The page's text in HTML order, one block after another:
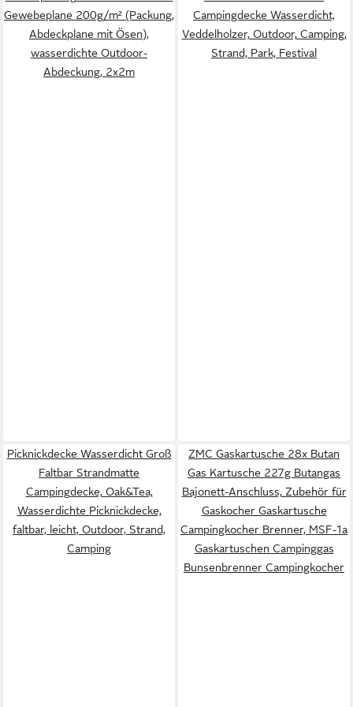
Gewebeplane 200g/m² (Packung,
Abdeckplane mit Ösen),
wasserdichte Outdoor-
Abdeckung, 2x2m
Campingdecke Wasserdicht,
Veddelholzer, Outdoor, Camping,
Strand, Park, Festival
Picknickdecke Wasserdicht Groß
Faltbar Strandmatte
Campingdecke, Oak&Tea,
Wasserdichte Picknickdecke,
faltbar, leicht, Outdoor, Strand,
Camping
ZMC Gaskartusche 28x Butan
Gas Kartusche 227g Butangas
Bajonett-Anschluss, Zubehör für
Gaskocher Gaskartusche
Campingkocher Brenner, MSF-1a
Gaskartuschen Campinggas
Bunsenbrenner Campingkocher